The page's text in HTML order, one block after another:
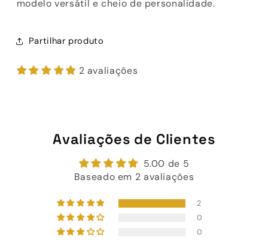
modelo versátil e cheio de personalidade.
Partilhar produto
2 avaliações
Avaliações de Clientes
5.00 de 5
Baseado em 2 avaliações
2
0
0